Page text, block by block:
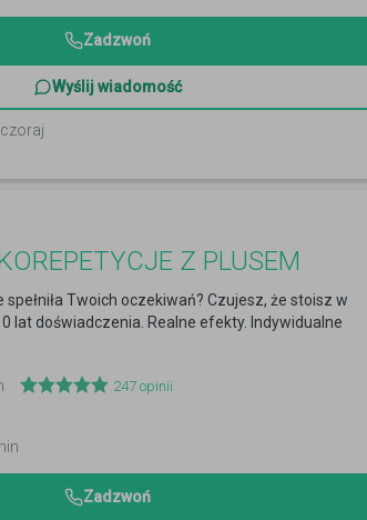
Zadzwoń
Wyślij wiadomość
Z PLUSEM
Twoich oczekiwań? Czujesz, że stoisz w
lat doświadczenia. Realne efekty. Indywidualne
247 opinii
Zadzwoń